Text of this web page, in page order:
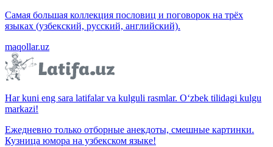
Самая большая коллекция пословиц и поговорок на трёх
языках (узбекский, русский, английский).
maqollar.uz
Har kuni eng sara latifalar va kulguli rasmlar. O‘zbek tilidagi kulgu
markazi!
Ежедневно только отборные анекдоты, смешные картинки.
Кузница юмора на узбекском языке!